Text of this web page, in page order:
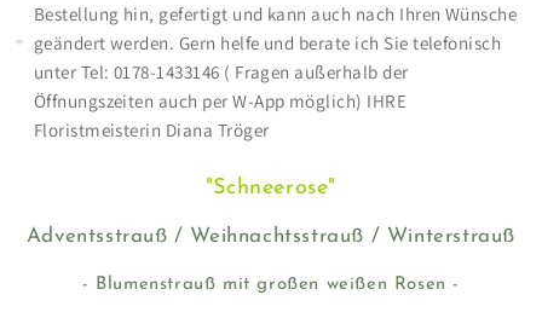
Bestellung hin, gefertigt und kann auch nach Ihren Wünsche
geändert werden. Gern helfe und berate ich Sie telefonisch
unter Tel: 0178-1433146 ( Fragen außerhalb der
Öffnungszeiten auch per W-App möglich) IHRE
Floristmeisterin Diana Tröger
"Schneerose"
Adventsstrauß / Weihnachtsstrauß / Winterstrauß
- Blumenstrauß mit großen weißen Rosen -